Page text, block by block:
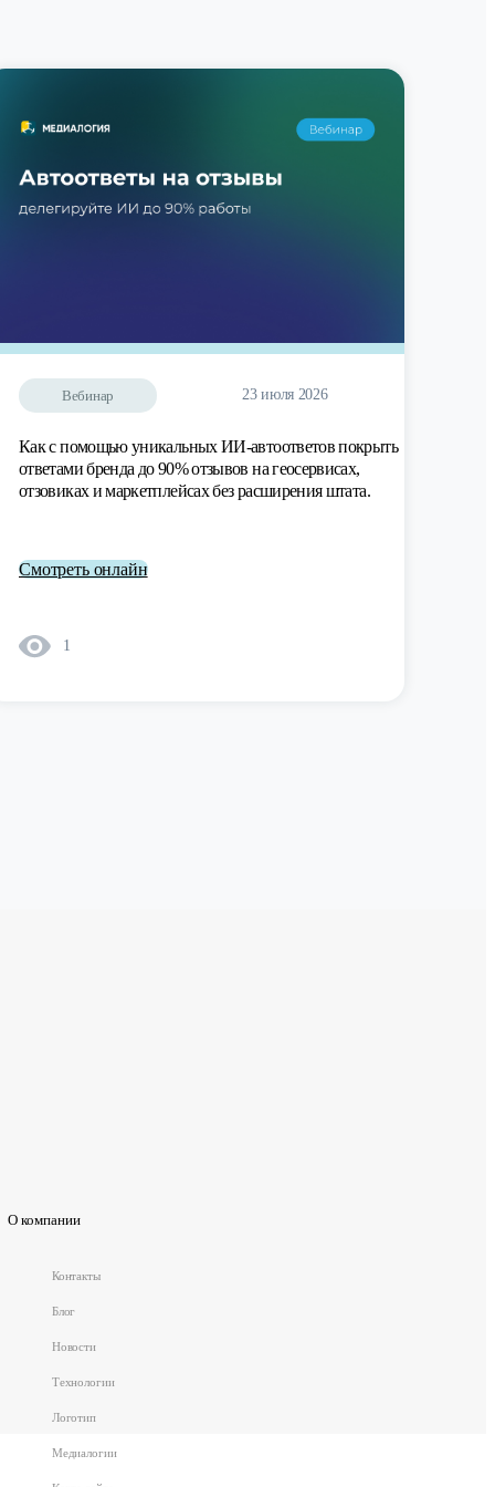
Вебинар 23 июля 2026
Как с помощью уникальных ИИ-автоответов покрыть
ответами бренда до 90% отзывов на геосервисах,
отзовиках и маркетплейсах без расширения штата.
Смотреть онлайн
1
О компании
Контакты
Блог
Новости
Технологии
Логотип
Медиалогии